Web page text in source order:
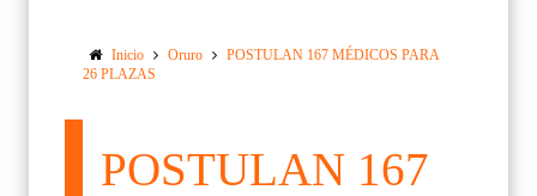
Inicio Oruro
POSTULAN 167 MÉDICOS PARA
26 PLAZAS
POSTULAN 167